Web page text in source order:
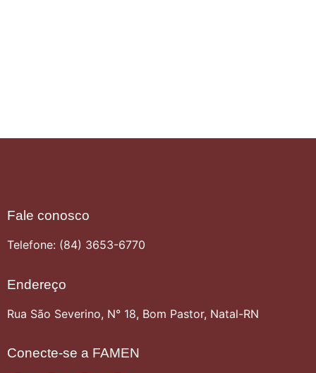
Fale conosco
Telefone: (84) 3653-6770
Endereço
Rua São Severino, N° 18, Bom Pastor, Natal-RN
Conecte-se a FAMEN